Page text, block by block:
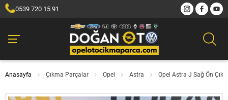
0539 720 15 91
Anasayfa Çıkma Parçalar Opel Astra Opel Astra J Sağ Ön